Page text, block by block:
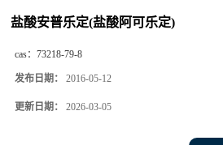
盐酸安普乐定(盐酸阿可乐定)
cas： 73218-79-8
发布日期： 2016-05-12
更新日期： 2026-03-05